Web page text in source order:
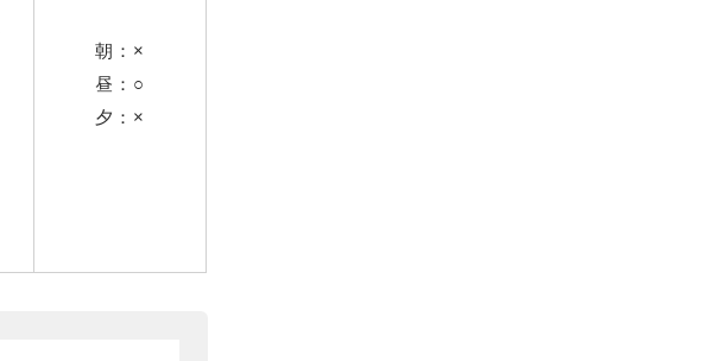
朝：×
昼：○
夕：×